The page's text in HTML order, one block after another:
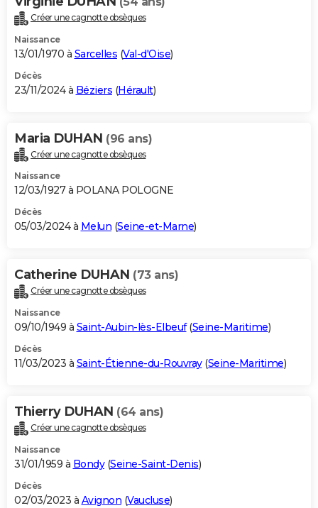
Créer une cagnotte obsèques
Naissance
13/01/1970 à Sarcelles (Val-d'Oise)
Décès
23/11/2024 à Béziers (Hérault)
Maria DUHAN (96 ans)
Créer une cagnotte obsèques
Naissance
12/03/1927 à POLANA POLOGNE
Décès
05/03/2024 à Melun (Seine-et-Marne)
Catherine DUHAN (73 ans)
Créer une cagnotte obsèques
Naissance
09/10/1949 à Saint-Aubin-lès-Elbeuf(Seine-Maritime)
Décès
11/03/2023 à Saint-Étienne-du-Rouvray(Seine-Maritime)
Thierry DUHAN (64 ans)
Créer une cagnotte obsèques
Naissance
31/01/1959 à Bondy(Seine-Saint-Denis)
Décès
02/03/2023 à Avignon (Vaucluse)